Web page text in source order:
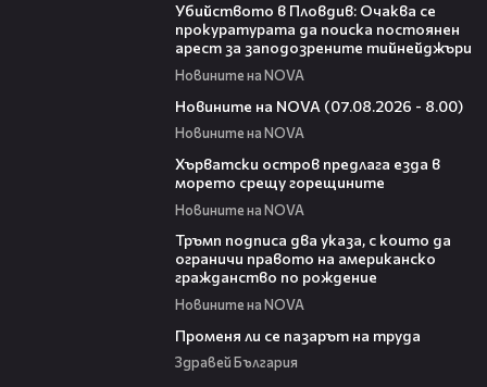
Убийството в Пловдив: Очаква се
прокуратурата да поиска постоянен
арест за заподозрените тийнейджъри
Новините на NOVA
Новините на NOVA (07.08.2026 - 8.00)
Новините на NOVA
Хърватски остров предлага езда в
морето срещу горещините
Новините на NOVA
Тръмп подписа два указа, с които да
ограничи правото на американско
гражданство по рождение
Новините на NOVA
Променя ли се пазарът на труда
Здравей България